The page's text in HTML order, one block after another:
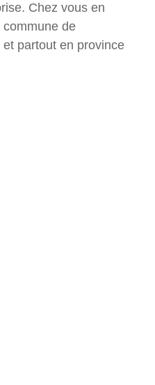
Chez vous en
de
et partout en province